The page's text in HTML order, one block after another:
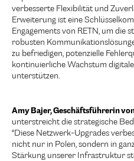
verbesserte Flexibilität und
Erweiterung ist eine
Engagements von RETN, um die
robusten
zu befriedigen, potenzielle
kontinuierliche Wachstum
unterstützen.
Amy Bajer, Geschäftsführerin
unterstreicht die strategische
"Diese Netzwerk-Upgrades
nicht nur in Polen, sondern in
Stärkung unserer Infrastruktur